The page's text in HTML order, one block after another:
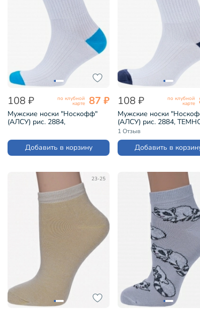
108 ₽ по клубной
карте 87 ₽
Мужские носки "Носкофф"
(АЛСУ) рис. 2884,
Добавить в корзину
108 ₽ по клубной
карте
Мужские носки
(АЛСУ) рис. 2884,
СИНИЕ (НМ50)
1 Отзыв
Добавить в
23-25